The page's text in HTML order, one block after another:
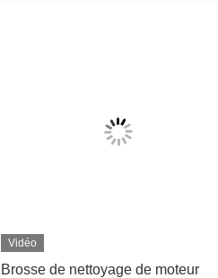
Vidéo
Brosse de nettoyage de moteur